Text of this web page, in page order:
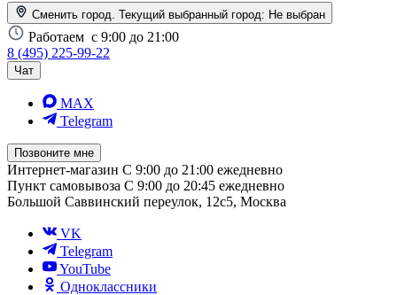
Сменить город. Текущий выбранный город: Не выбран
Работаем с 9:00 до 21:00
8 (495) 225-99-22
Чат
MAX
Telegram
Позвоните мне
Интернет-магазин С 9:00 до 21:00 ежедневно
Пункт самовывоза С 9:00 до 20:45 ежедневно
Большой Саввинский переулок, 12с5, Москва
VK
Telegram
YouTube
Одноклассники